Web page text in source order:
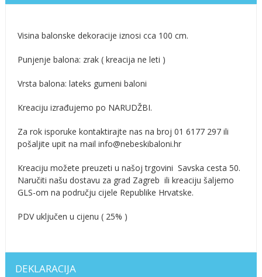
Visina balonske dekoracije iznosi cca 100 cm.
Punjenje balona: zrak ( kreacija ne leti )
Vrsta balona: lateks gumeni baloni
Kreaciju izrađujemo po NARUDŽBI.
Za rok isporuke kontaktirajte nas na broj 01 6177 297 ili
pošaljite upit na mail info@nebeskibaloni.hr
Kreaciju možete preuzeti u našoj trgovini Savska cesta 50.
Naručiti našu dostavu za grad Zagreb ili kreaciju šaljemo
GLS-om na području cijele Republike Hrvatske.
PDV uključen u cijenu ( 25% )
DEKLARACIJA